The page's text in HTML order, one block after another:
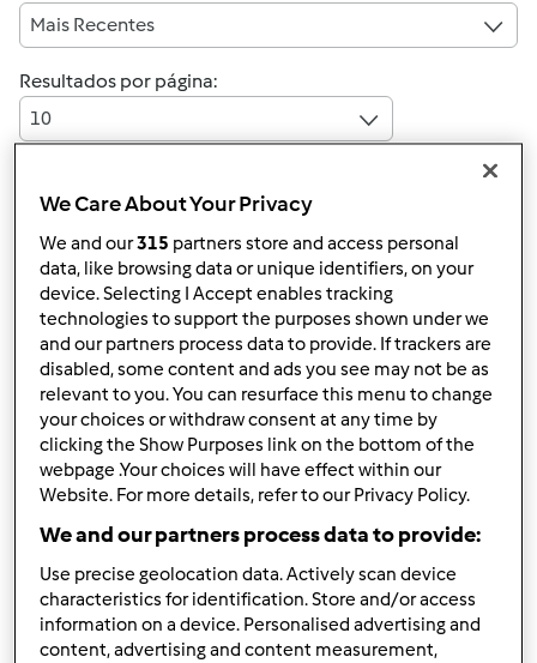
Mais Recentes
Resultados por página:
10
3 | Última entrada
Gast (não verificado)
Qua, 2009-11-18 19:03
ingredientes/receita DA FARINHA SEM GLÚTEN, se
alguém tiver que me possa facultar fico muito
agradecida.
We Care About Your Privacy
We and our315 partners store and access personal
data, like browsing data or unique identifiers, on your
device. Selecting I Accept enables tracking
technologies to support the purposes shown under we
and our partners process data to provide. If trackers are
disabled, some content and ads you see may not be as
relevant to you. You can resurface this menu to change
your choices or withdraw consent at any time by
clicking the Show Purposes link on the bottom of the
webpage .Your choices will have effect within our
Website. For more details, refer to our Privacy Policy.
We and our partners process data to provide:
Use precise geolocation data. Actively scan device
characteristics for identification. Store and/or access
information on a device. Personalised advertising and
content, advertising and content measurement,